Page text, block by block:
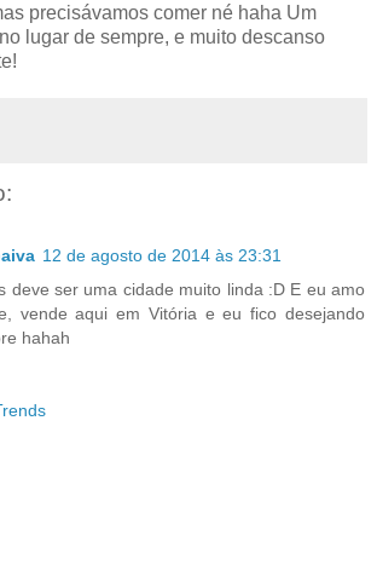
precisávamos comer né haha Um
lugar de sempre, e muito descanso
12 de agosto de 2014 às 23:31
deve ser uma cidade muito linda :D E eu amo
vende aqui em Vitória e eu fico desejando
hahah